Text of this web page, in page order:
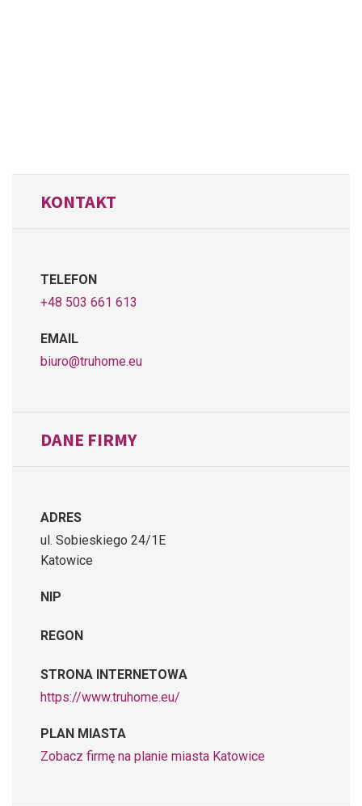
KONTAKT
TELEFON
+48 503 661 613
EMAIL
biuro@truhome.eu
DANE FIRMY
ADRES
ul. Sobieskiego 24/1E
Katowice
NIP
REGON
STRONA INTERNETOWA
https://www.truhome.eu/
PLAN MIASTA
Zobacz firmę na planie miasta Katowice